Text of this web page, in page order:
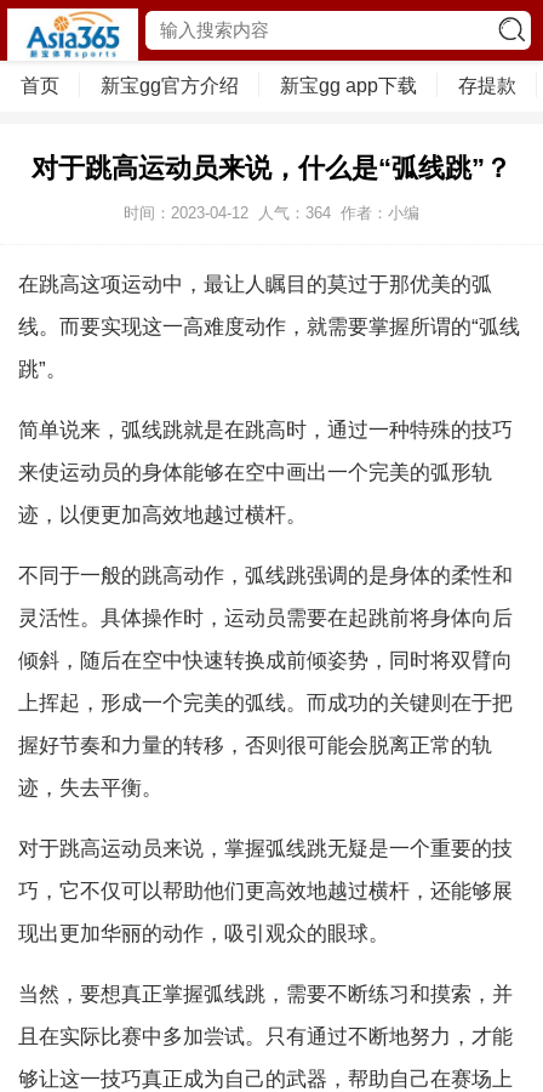
首页 新宝gg官方介绍 新宝gg app下载 存提款
对于跳高运动员来说，什么是“弧线跳”？
时间：2023-04-12 人气： 364 作者：小编
在跳高这项运动中，最让人瞩目的莫过于那优美的弧
线。而要实现这一高难度动作，就需要掌握所谓的“弧线
跳”。
简单说来，弧线跳就是在跳高时，通过一种特殊的技巧
来使运动员的身体能够在空中画出一个完美的弧形轨
迹，以便更加高效地越过横杆。
不同于一般的跳高动作，弧线跳强调的是身体的柔性和
灵活性。具体操作时，运动员需要在起跳前将身体向后
倾斜，随后在空中快速转换成前倾姿势，同时将双臂向
上挥起，形成一个完美的弧线。而成功的关键则在于把
握好节奏和力量的转移，否则很可能会脱离正常的轨
迹，失去平衡。
对于跳高运动员来说，掌握弧线跳无疑是一个重要的技
巧，它不仅可以帮助他们更高效地越过横杆，还能够展
现出更加华丽的动作，吸引观众的眼球。
当然，要想真正掌握弧线跳，需要不断练习和摸索，并
且在实际比赛中多加尝试。只有通过不断地努力，才能
够让这一技巧真正成为自己的武器，帮助自己在赛场上